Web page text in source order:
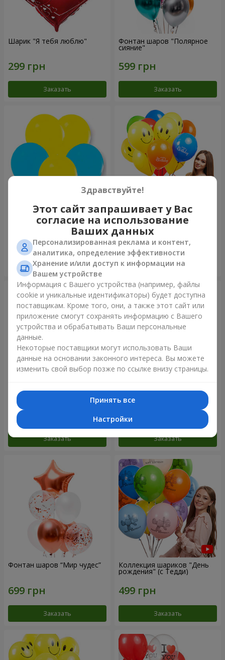
Шарик "Я тебя люблю"
Заказать
Фонтан шаров "Полярное
сияние"
Заказать
Коллекция шаров "Украина"
Заказать
Коллекция шариков
"Веселый День Рождения" -
7 шариков
Заказать
Микс гелиевых шариков
"Поздравление!"
Заказать
Коллекция шариков
"Веселый День Рождения" -
3 шарика
Заказать
Фонтан шаров “Мир чудес”
Заказать
Коллекция шариков "День
рождения" (с Тедди)
Заказать
Здравствуйте!
Этот сайт запрашивает у Вас
согласие на использование
Ваших данных
Персонализированная реклама и контент,
аналитика, определение эффективности
Хранение и/или доступ к информации на
Вашем устройстве
Информация с Вашего устройства (например, файлы
cookie и уникальные идентификаторы) будет доступна
поставщикам. Кроме того, они, а также этот сайт или
приложение смогут сохранять информацию с Вашего
устройства и обрабатывать Ваши персональные
данные.
Некоторые поставщики могут использовать Ваши
данные на основании законного интереса. Вы можете
изменить свой выбор позже по ссылке внизу страницы.
Принять все
Настройки